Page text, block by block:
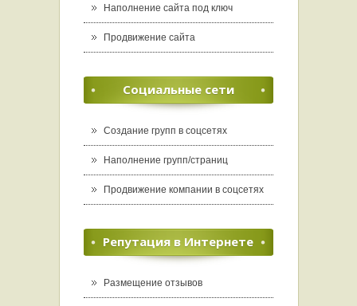
Наполнение сайта под ключ
Продвижение сайта
Социальные сети
Создание групп в соцсетях
Наполнение групп/страниц
Продвижение компании в соцсетях
Репутация в Интернете
Размещение отзывов